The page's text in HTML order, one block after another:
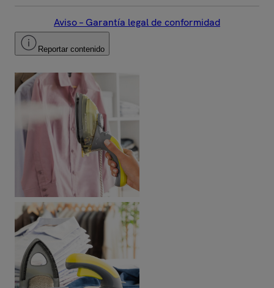
Aviso – Garantía legal de conformidad
Reportar contenido